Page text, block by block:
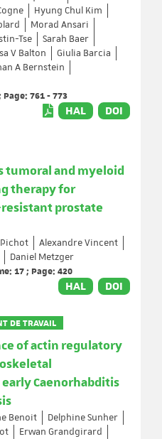
Hyung Chul Kim
Morad Ansari
Tse
Sarah Baer
V Balton
Giulia Barcia
A Bernstein
761 - 773
HAL DOI
tumoral and myeloid
therapy for
prostate
Alexandre Vincent
Daniel Metzger
17 ; Page: 420
HAL DOI
DE TRAVAIL
of actin regulatory
Caenorhabditis
Benoit
Delphine Sunher
Erwan Grandgirard